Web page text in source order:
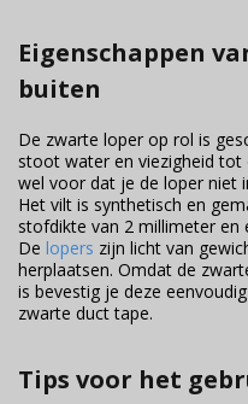
Eigenschappen
buiten
De zwarte loper op rol is
stoot water en viezigheid
wel voor dat je de loper niet
Het vilt is synthetisch en
stofdikte van 2 millimeter en
De lopers zijn licht van
herplaatsen. Omdat de
is bevestig je deze
zwarte duct tape.
Tips voor het